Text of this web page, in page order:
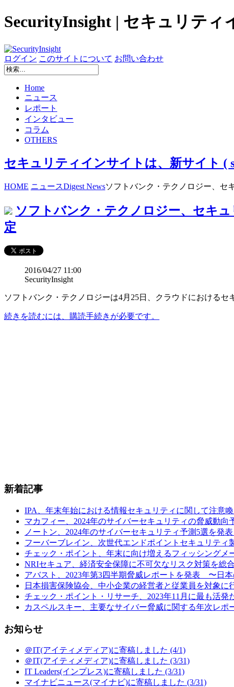
SecurityInsight | セキュリティ
ログイン このサイトについて お問い合わせ
Home
ニュース
レポート
インタビュー
コラム
OTHERS
セキュリティインサイトは、新サイト (
HOME ニュースDigest Newsソフトバンク・テクノロジー、セ
ソフトバンク・テクノロジー、セキ
定
2016/04/27 11:00
SecurityInsight
ソフトバンク・テクノロジーは4月25日、クラウドにおける
続きを読むには、購読手続きが必要です。
新着記事
IPA、年末年始における情報セキュリティに関して注意喚
マカフィー、2024年のサイバーセキュリティの脅威動
ノートン、2024年のサイバーセキュリティ予測5選を
フーバーブレイン、次世代エンドポイントセキュリティ
チェック・ポイント、年末に向け増えるフィッシングメ
NRIセキュア、経済安全保障に不可欠なリスク対策を総
アバスト、2023年第3四半期脅威レポートを発表 〜日
日本損害保険協会、中小企業の経営者と従業員を対象
チェック・ポイント・リサーチ、2023年11月に最も活
カスペルスキー、主要なサイバー脅威に関する年次レ
お知らせ
＠IT(アイティメディア)に寄稿しました (4/1)
＠IT(アイティメディア)に寄稿しました (3/31)
IT Leaders(インプレス)に寄稿しました (3/31)
マイナビニュース(マイナビ)に寄稿しました (3/31)